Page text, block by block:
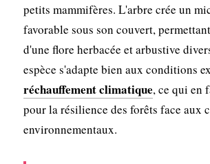
petits mammifères. L'arbre crée un
favorable sous son couvert,
d'une flore herbacée et arbustive
espèce s'adapte bien aux conditions
réchauffement climatique, ce qui en
pour la résilience des forêts face aux
environnementaux.